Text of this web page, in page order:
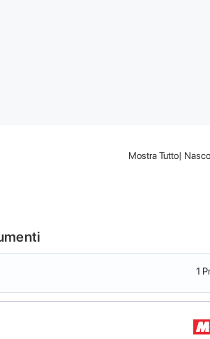
Mostra Tutto|
1